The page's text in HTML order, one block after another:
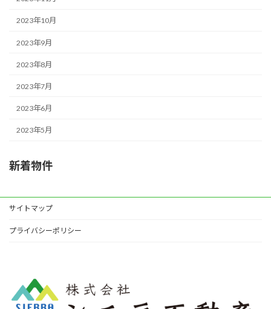
2023年10月
2023年9月
2023年8月
2023年7月
2023年6月
2023年5月
新着物件
サイトマップ
プライバシーポリシー